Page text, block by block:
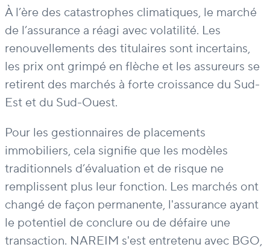
À l’ère des catastrophes climatiques, le marché
de l’assurance a réagi avec volatilité. Les
renouvellements des titulaires sont incertains,
les prix ont grimpé en flèche et les assureurs se
retirent des marchés à forte croissance du Sud-
Est et du Sud-Ouest.
Pour les gestionnaires de placements
immobiliers, cela signifie que les modèles
traditionnels d’évaluation et de risque ne
remplissent plus leur fonction. Les marchés ont
changé de façon permanente, l'assurance ayant
le potentiel de conclure ou de défaire une
transaction. NAREIM s'est entretenu avec BGO,